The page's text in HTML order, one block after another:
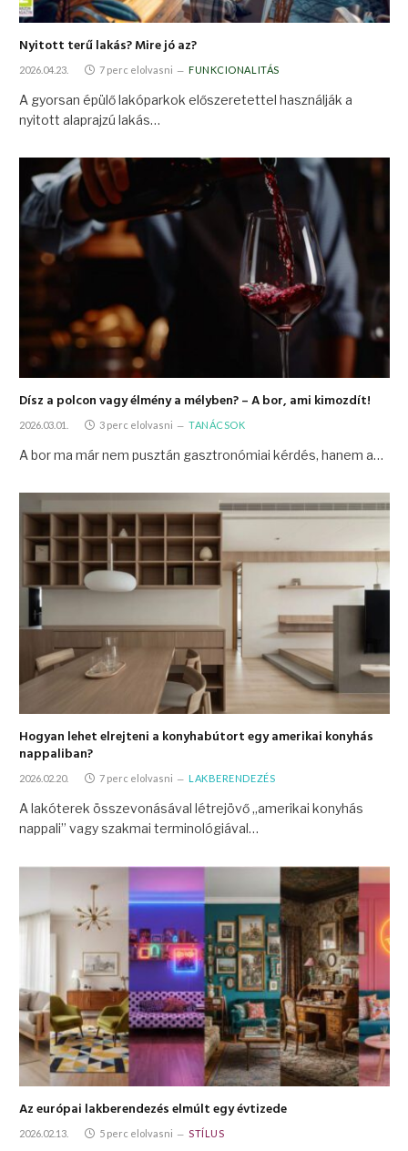
Nyitott terű lakás? Mire jó az?
2026.04.23. 7 perc elolvasni FUNKCIONALITÁS
A gyorsan épülő lakóparkok előszeretettel használják a
nyitott alaprajzú lakás…
Dísz a polcon vagy élmény a mélyben? – A bor, ami kimozdít!
2026.03.01. 3 perc elolvasni TANÁCSOK
A bor ma már nem pusztán gasztronómiai kérdés, hanem a…
Hogyan lehet elrejteni a konyhabútort egy amerikai konyhás
nappaliban?
2026.02.20. 7 perc elolvasni LAKBERENDEZÉS
A lakóterek összevonásával létrejövő „amerikai konyhás
nappali” vagy szakmai terminológiával…
Az európai lakberendezés elmúlt egy évtizede
2026.02.13. 5 perc elolvasni STÍLUS